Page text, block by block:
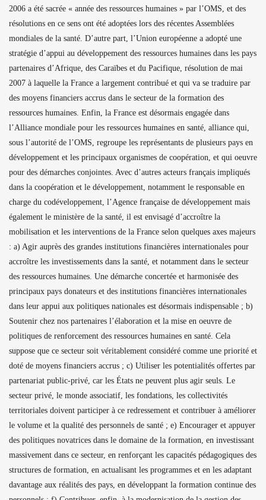
2006 a été sacrée « année des ressources humaines » par l’OMS, et des
résolutions en ce sens ont été adoptées lors des récentes Assemblées
mondiales de la santé. D’autre part, l’Union européenne a adopté une
stratégie d’appui au développement des ressources humaines dans les pays
partenaires d’Afrique, des Caraïbes et du Pacifique, résolution de mai
2007 à laquelle la France a largement contribué et qui va se traduire par
des moyens financiers accrus dans le secteur de la formation des
ressources humaines. Enfin, la France est désormais engagée dans
l’Alliance mondiale pour les ressources humaines en santé, alliance qui,
sous l’autorité de l’OMS, regroupe les représentants de plusieurs pays en
développement et les principaux organismes de coopération, et qui oeuvre
pour des démarches conjointes. Avec d’autres acteurs français impliqués
dans la coopération et le développement, notamment le responsable en
charge du codéveloppement, l’Agence française de développement mais
également le ministère de la santé, il est envisagé d’accroître la
mobilisation et les interventions de la France selon quelques axes majeurs
: a) Agir auprès des grandes institutions financières internationales pour
accroître les investissements dans la santé, et notamment dans le secteur
des ressources humaines. Une démarche concertée et harmonisée des
principaux pays donateurs et des institutions financières internationales
dans leur appui aux politiques nationales est désormais indispensable ; b)
Soutenir chez nos partenaires l’élaboration et la mise en oeuvre de
politiques de renforcement des ressources humaines en santé. Cela
suppose que ce secteur soit véritablement considéré comme une priorité et
doté de moyens financiers accrus ; c) Utiliser les potentialités offertes par
partenariat public-privé, car les États ne peuvent plus agir seuls. Le
secteur privé, le monde associatif, les fondations, les collectivités
territoriales doivent participer à ce redressement et contribuer à améliorer
le volume et la qualité des personnels de santé ; e) Encourager et appuyer
des politiques novatrices dans le domaine de la formation, en investissant
massivement dans ce secteur, en renforçant les capacités pédagogiques des
structures de formation, en actualisant les programmes et en les adaptant
davantage aux réalités des pays, en développant la formation continue des